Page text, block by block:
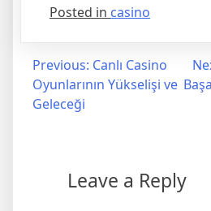
Posted in casino
Post
navigation
Previous: Canlı Casino
Oyunlarının Yükselişi ve
Geleceği
Leave a Reply